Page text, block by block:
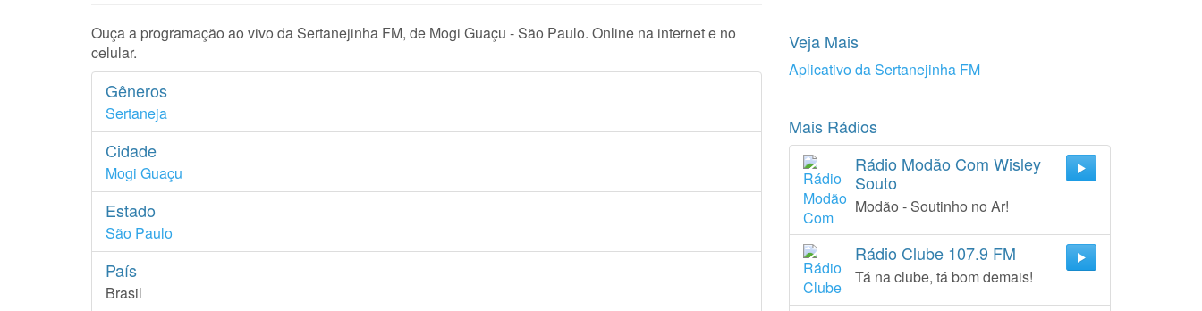
Ouça a programação ao vivo da Sertanejinha FM, de Mogi Guaçu - São Paulo. Online na internet e no
celular.
Gêneros
Sertaneja
Cidade
Mogi Guaçu
Estado
São Paulo
País
Brasil
Veja Mais
Aplicativo da Sertanejinha FM
Mais Rádios
Rádio Modão Com Wisley
Souto
Modão - Soutinho no Ar!
Rádio Clube 107.9 FM
Tá na clube, tá bom demais!